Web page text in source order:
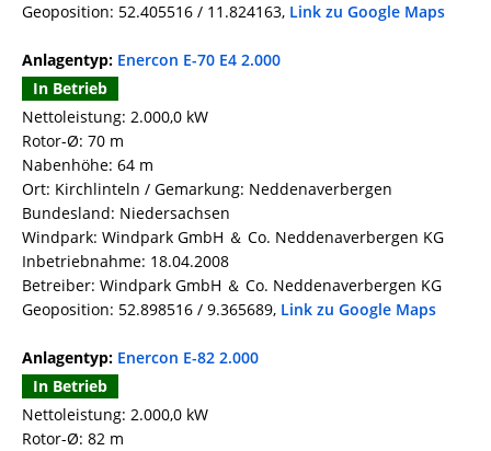
Geoposition: 52.405516 / 11.824163, Link zu Google Maps
Anlagentyp: Enercon E-70 E4 2.000
In Betrieb
Nettoleistung: 2.000,0 kW
Rotor-Ø: 70 m
Nabenhöhe: 64 m
Ort: Kirchlinteln / Gemarkung: Neddenaverbergen
Bundesland: Niedersachsen
Windpark: Windpark GmbH ＆ Co. Neddenaverbergen KG
Inbetriebnahme: 18.04.2008
Betreiber: Windpark GmbH ＆ Co. Neddenaverbergen KG
Geoposition: 52.898516 / 9.365689, Link zu Google Maps
Anlagentyp: Enercon E-82 2.000
In Betrieb
Nettoleistung: 2.000,0 kW
Rotor-Ø: 82 m